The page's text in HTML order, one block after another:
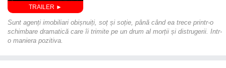
Sunt agenți imobiliari obișnuiți, soț și soție, până când ea trece printr-o
schimbare dramatică care îi trimite pe un drum al morții și distrugerii. Intr-
o maniera pozitiva.